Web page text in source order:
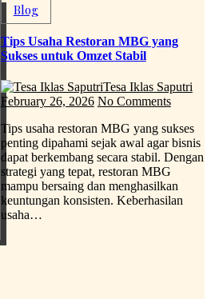
Blog
Tips Usaha Restoran MBG yang
Sukses untuk Omzet Stabil
Tesa Iklas Saputri
February 26, 2026 No Comments
Tips usaha restoran MBG yang sukses
penting dipahami sejak awal agar bisnis
dapat berkembang secara stabil. Dengan
strategi yang tepat, restoran MBG
mampu bersaing dan menghasilkan
keuntungan konsisten. Keberhasilan
usaha…